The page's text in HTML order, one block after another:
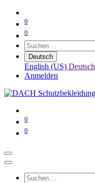
0
0
Deutsch
English (US) Deutsch
Anmelden
0
0